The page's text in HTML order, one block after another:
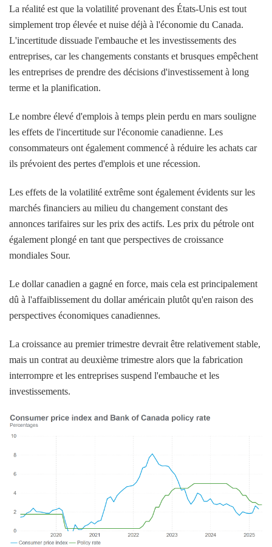
La réalité est que la volatilité provenant des États-Unis est tout
simplement trop élevée et nuise déjà à l'économie du Canada.
L'incertitude dissuade l'embauche et les investissements des
entreprises, car les changements constants et brusques empêchent
les entreprises de prendre des décisions d'investissement à long
terme et la planification.
Le nombre élevé d'emplois à temps plein perdu en mars souligne
les effets de l'incertitude sur l'économie canadienne. Les
consommateurs ont également commencé à réduire les achats car
ils prévoient des pertes d'emplois et une récession.
Les effets de la volatilité extrême sont également évidents sur les
marchés financiers au milieu du changement constant des
annonces tarifaires sur les prix des actifs. Les prix du pétrole ont
également plongé en tant que perspectives de croissance
mondiales Sour.
Le dollar canadien a gagné en force, mais cela est principalement
dû à l'affaiblissement du dollar américain plutôt qu'en raison des
perspectives économiques canadiennes.
La croissance au premier trimestre devrait être relativement stable,
mais un contrat au deuxième trimestre alors que la fabrication
interrompre et les entreprises suspend l'embauche et les
investissements.